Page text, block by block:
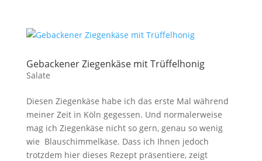
Gebackener Ziegenkäse mit Trüffelhonig
Salate
Diesen Ziegenkäse habe ich das erste Mal während
meiner Zeit in Köln gegessen. Und normalerweise
mag ich Ziegenkäse nicht so gern, genau so wenig
wie Blauschimmelkäse. Dass ich Ihnen jedoch
trotzdem hier dieses Rezept präsentiere, zeigt